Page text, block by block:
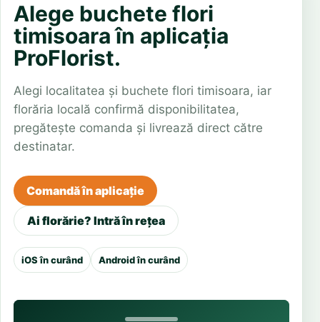
Alege buchete flori
timisoara în aplicația
ProFlorist.
Alegi localitatea și buchete flori timisoara, iar
florăria locală confirmă disponibilitatea,
pregătește comanda și livrează direct către
destinatar.
Comandă în aplicație
Ai florărie? Intră în rețea
iOS în curând Android în curând